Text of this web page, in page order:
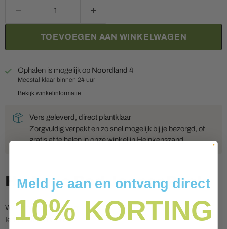
TOEVOEGEN AAN WINKELWAGEN
Ophalen is mogelijk op Noordland 4
Meestal klaar binnen 24 uur
Bekijk winkelinformatie
Vers geleverd, direct plantklaar
Zorgvuldig verpakt en zo snel mogelijk bij je bezorgd, of
gratis af te halen in onze winkel in Heinkenszand.
Hs Aqua Red Jasper Rock
Wordt per stuk geleverd.
Iedere steen is uniek.
Meld je aan en ontvang direct
10% KORTING